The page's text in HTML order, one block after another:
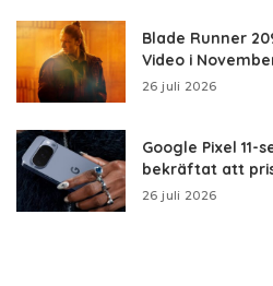
Blade Runner
Video i
26 juli 2026
Google Pixel 11-
bekräftat att
26 juli 2026